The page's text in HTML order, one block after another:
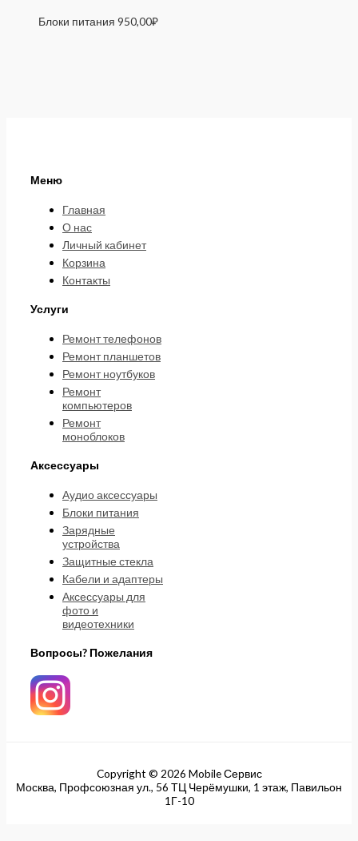
Блоки питания 950,00₽
Меню
Главная
О нас
Личный кабинет
Корзина
Контакты
Услуги
Ремонт телефонов
Ремонт планшетов
Ремонт ноутбуков
Ремонт
компьютеров
Ремонт
моноблоков
Аксессуары
Аудио аксессуары
Блоки питания
Зарядные
устройства
Защитные стекла
Кабели и адаптеры
Аксессуары для
фото и
видеотехники
Вопросы? Пожелания
Copyright © 2026 Mobile Сервис
Москва, Профсоюзная ул., 56 ТЦ Черёмушки, 1 этаж, Павильон
1Г-10